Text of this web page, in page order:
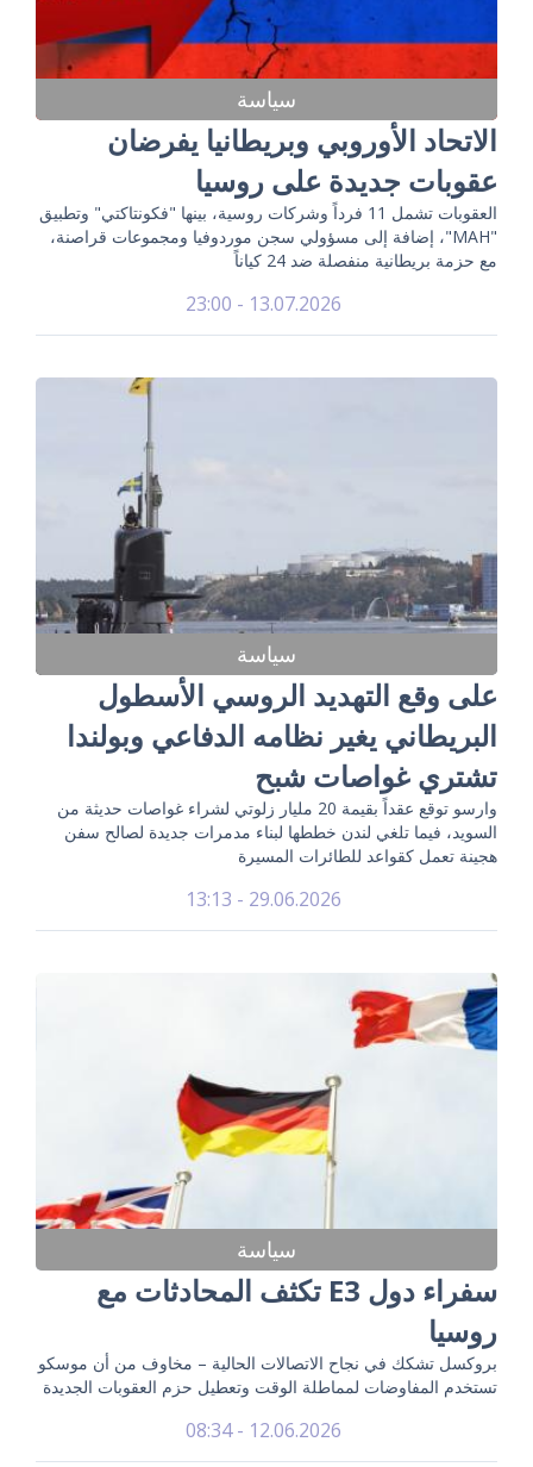
سياسة
الاتحاد الأوروبي وبريطانيا يفرضان
عقوبات جديدة على روسيا
العقوبات تشمل 11 فرداً وشركات روسية، بينها "فكونتاكتي" وتطبيق
"MAH"، إضافة إلى مسؤولي سجن موردوفيا ومجموعات قراصنة،
مع حزمة بريطانية منفصلة ضد 24 كياناً
13.07.2026 - 23:00
سياسة
على وقع التهديد الروسي الأسطول
البريطاني يغير نظامه الدفاعي وبولندا
تشتري غواصات شبح
وارسو توقع عقداً بقيمة 20 مليار زلوتي لشراء غواصات حديثة من
السويد، فيما تلغي لندن خططها لبناء مدمرات جديدة لصالح سفن
هجينة تعمل كقواعد للطائرات المسيرة
29.06.2026 - 13:13
سياسة
سفراء دول E3 تكثف المحادثات مع
روسيا
بروكسل تشكك في نجاح الاتصالات الحالية – مخاوف من أن موسكو
تستخدم المفاوضات لمماطلة الوقت وتعطيل حزم العقوبات الجديدة
12.06.2026 - 08:34